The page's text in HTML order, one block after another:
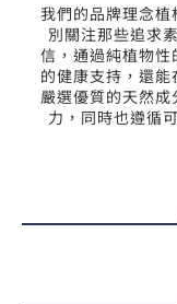
我們的品牌理念
別關注那些追求
信，通過純植物
的健康支持，還
嚴選優質的天然
力，同時也遵循